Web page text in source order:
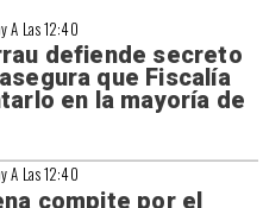
A Las 12:40
defiende secreto
que Fiscalía
en la mayoría de
A Las 12:40
compite por el